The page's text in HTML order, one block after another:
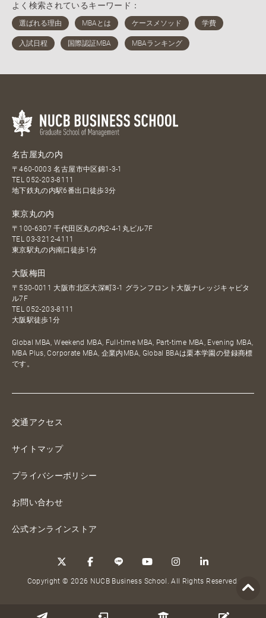
よく検索されているキーワード：
名古屋丸の内
〒460-0003 名古屋市中区錦1-3-1
TEL052-203-8111
地下鉄丸の内駅6番出口徒歩3分
東京丸の内
〒100-6307 千代田区丸の内2-4-1丸ビル7F
TEL03-3212-4111
東京駅丸の内南口徒歩1分
大阪梅田
〒530-0011 大阪市北区大深町3-1 グランフロント大阪ナレッジキャピタ
ル7F
TEL052-203-8111
大阪駅徒歩1分
Global MBA, Weekend MBA, Full-time MBA, Part-time MBA, Evening MBA,
MBA Plus, Corporate MBA, 企業内MBA, Global BBAは栗本学園の登録商標
です。
交通アクセス
サイトマップ
プライバシーポリシー
お問い合わせ
公式オンラインストア
Copyright © 2026 NUCB Business School. All Rights Reserved.